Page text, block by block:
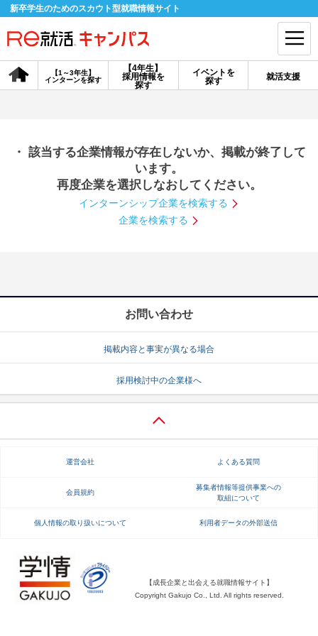
新卒学生のためのスカウト型就職情報サイト
【4年生】
採用情報を
探す
【1～3年生】
インターンを探す
イベントを
探す
就活支援
会員登録 ログイン
探す
【4年生】
説明会を探す
インターンを探す
就活ノウハウ・サポート
就活支援
就活ノウハウが満載！ お役立ち記事・相談室など
適職診断 就活チャンネル
・ 該当する企業情報が存在しないか、掲載が終了して
います。
再度企業を選択しなおしてください。
インターンシップ企業を検索する
企業を検索する
お問い合わせ
掲載内容と事実が異なる場合
採用検討中の企業様へ
運営会社 よくある質問
会員規約
募集者情報等提供事業への
取組について
個人情報の取り扱いについて 利用者データの外部送信
【成長企業と出会える就職情報サイト】
Copyright Gakujo Co., Ltd. All rights reserved.